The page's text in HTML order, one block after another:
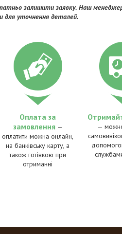
залишити заявку. Наш
для уточнення деталей.
Оплата за
замовлення —
оплатити можна онлайн,
на банківську карту, а
також готівкою при
отриманні
—